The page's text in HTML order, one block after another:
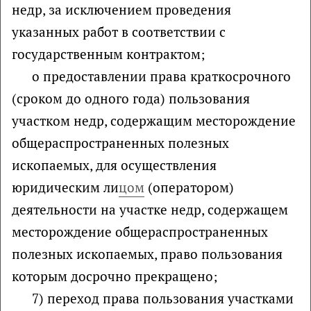
недр, за исключением проведения
указанных работ в соответствии с
государственным контрактом;
о предоставлении права краткосрочного
(сроком до одного года) пользования
участком недр, содержащим месторождение
общераспространенных полезных
ископаемых, для осуществления
юридическим лицом (оператором)
деятельности на участке недр, содержащем
месторождение общераспространенных
полезных ископаемых, право пользования
которым досрочно прекращено;
7) переход права пользования участками